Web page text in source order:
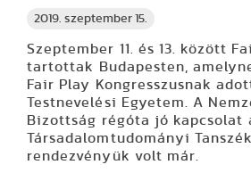
2019. szeptember 15.
Szeptember 11. és 13. között
tartottak Budapesten,
Fair Play Kongresszusnak
Testnevelési Egyetem. A
Bizottság régóta jó kapcsolat
Társadalomtudományi
rendezvényük volt már.